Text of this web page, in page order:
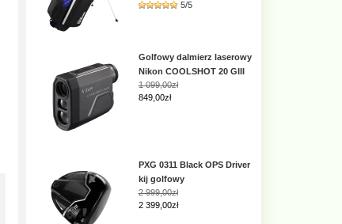
5/5
Golfowy dalmierz laserowy
Nikon COOLSHOT 20 GIII
1 099,00zł
849,00zł
PXG 0311 Black OPS Driver
kij golfowy
2 999,00zł
2 399,00zł